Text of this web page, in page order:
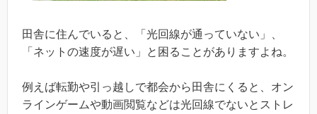
田舎に住んでいると、「光回線が通っていない」、
「ネットの速度が遅い」と困ることがありますよね。
例えば転勤や引っ越しで都会から田舎にくると、オン
ラインゲームや動画閲覧などは光回線でないとストレ